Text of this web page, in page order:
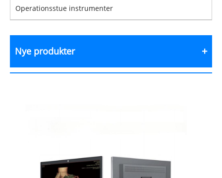
Operationsstue instrumenter
Nye produkter